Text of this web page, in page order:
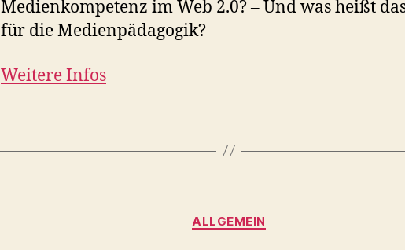
Medienkompetenz im Web 2.0? – Und was heißt
für die Medienpädagogik?
Weitere Infos
Kategorien
ALLGEMEIN